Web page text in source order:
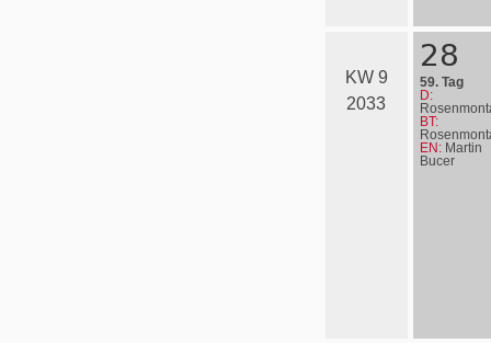
KW 9
2033
28
59. Tag
D:
BT:
EN: Martin
Bucer